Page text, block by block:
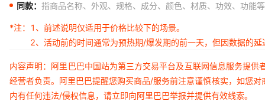
同款： 指商品名称、外观、规格、成分、颜色、材质、功效、功能
*注：
1、前述说明仅适用于价格比较下的场景。
2、活动前的时间通常为预热期/爆发期的前一天，但因数据的
内容声明：阿里巴巴中国站为第三方交易平台及互联网信息服务提
经营者负责。阿里巴巴提醒您购买商品/服务前注意谨慎核实，如您
内有任何违法/侵权信息，请立即向阿里巴巴举报并提供有效线索。